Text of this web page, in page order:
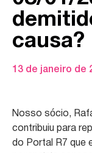
causa?
13 de janeiro de
Nosso sócio,
contribuiu para
do Portal R7 que